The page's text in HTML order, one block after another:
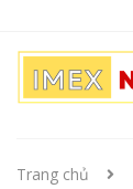
Trang chủ